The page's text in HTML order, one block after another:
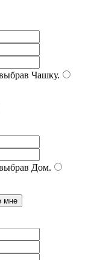
Чашку.
Дом.